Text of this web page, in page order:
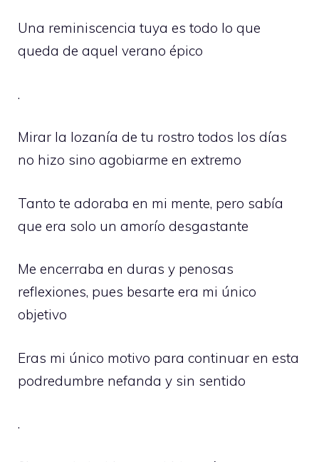
Una reminiscencia tuya es todo lo que
queda de aquel verano épico
.
Mirar la lozanía de tu rostro todos los días
no hizo sino agobiarme en extremo
Tanto te adoraba en mi mente, pero sabía
que era solo un amorío desgastante
Me encerraba en duras y penosas
reflexiones, pues besarte era mi único
objetivo
Eras mi único motivo para continuar en esta
podredumbre nefanda y sin sentido
.